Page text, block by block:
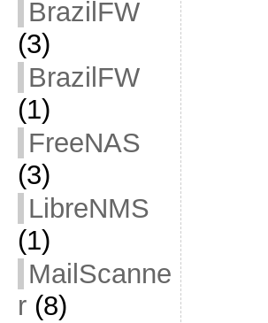
BrazilFW
(3)
BrazilFW
(1)
FreeNAS
(3)
LibreNMS
(1)
MailScanne
r(8)